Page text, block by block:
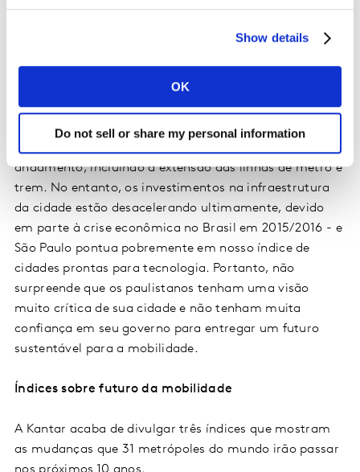
Show details
OK
Do not sell or share my personal information
Nos próximos 10 anos, a Kantar projeta as seguintes
• Caminhada: + 25%
• Carro: -28%
andamento, incluindo a extensão das linhas de metrô e
trem. No entanto, os investimentos na infraestrutura
da cidade estão desacelerando ultimamente, devido
em parte à crise econômica no Brasil em 2015/2016 - e
São Paulo pontua pobremente em nosso índice de
cidades prontas para tecnologia. Portanto, não
surpreende que os paulistanos tenham uma visão
muito crítica de sua cidade e não tenham muita
confiança em seu governo para entregar um futuro
sustentável para a mobilidade.
Índices sobre futuro da mobilidade
A Kantar acaba de divulgar três índices que mostram
as mudanças que 31 metrópoles do mundo irão passar